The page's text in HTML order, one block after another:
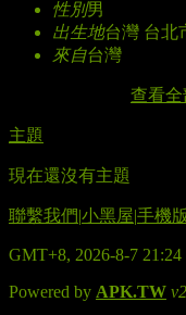
性別男
出生地台灣 台北
來自台灣
查看
主題
現在還沒有主題
聯繫我們|小黑屋|手機版
GMT+8, 2026-8-7 21:24
Powered by APK.TW